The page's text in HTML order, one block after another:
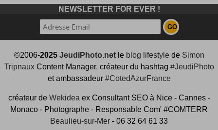
NEWSLETTER FOR EVER !
©2006-2025 JeudiPhoto.netle blog lifestylede Simon
TripnauxContent Manager, créateur du hashtag #JeudiPhoto
et ambassadeur #CotedAzurFrance
créateur de Wekideaex Consultant SEO à Nice - Cannes -
Monaco - Photographe - Responsable Com' #COMTERR
Beaulieu-sur-Mer - 06 32 64 61 33